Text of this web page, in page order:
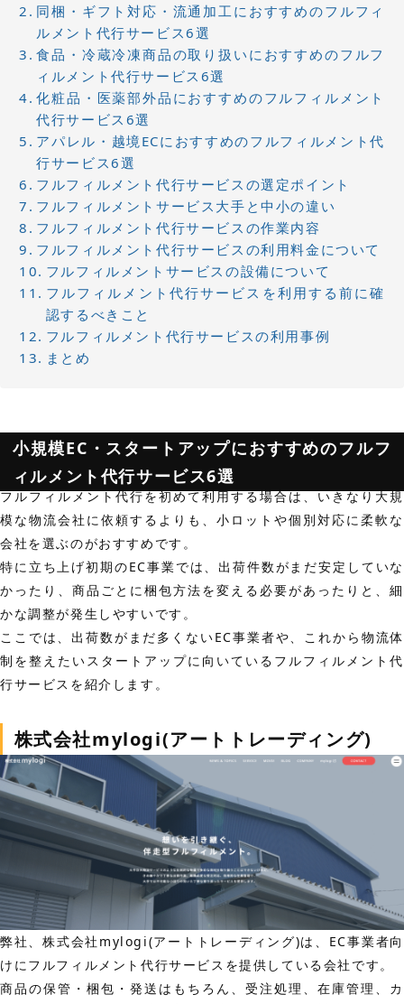
同梱・ギフト対応・流通加工におすすめのフルフィ
ルメント代行サービス6選
食品・冷蔵冷凍商品の取り扱いにおすすめのフルフ
ィルメント代行サービス6選
化粧品・医薬部外品におすすめのフルフィルメント
代行サービス6選
アパレル・越境ECにおすすめのフルフィルメント代
行サービス6選
フルフィルメント代行サービスの選定ポイント
フルフィルメントサービス大手と中小の違い
フルフィルメント代行サービスの作業内容
フルフィルメント代行サービスの利用料金について
フルフィルメントサービスの設備について
フルフィルメント代行サービスを利用する前に確
認するべきこと
フルフィルメント代行サービスの利用事例
まとめ
小規模EC・スタートアップにおすすめのフルフ
ィルメント代行サービス6選
フルフィルメント代行を初めて利用する場合は、いきなり大規
模な物流会社に依頼するよりも、小ロットや個別対応に柔軟な
会社を選ぶのがおすすめです。
特に立ち上げ初期のEC事業では、出荷件数がまだ安定していな
かったり、商品ごとに梱包方法を変える必要があったりと、細
かな調整が発生しやすいです。
ここでは、出荷数がまだ多くないEC事業者や、これから物流体
制を整えたいスタートアップに向いているフルフィルメント代
行サービスを紹介します。
株式会社mylogi(アートトレーディング)
弊社、株式会社mylogi(アートトレーディング)は、EC事業者向
けにフルフィルメント代行サービスを提供している会社です。
商品の保管・梱包・発送はもちろん、受注処理、在庫管理、カ